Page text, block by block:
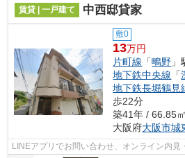
賃貸 | 一戸建て 中西邸貸家
敷0
13万円
片町線 「鴫野
地下鉄中央線 「
地下鉄長堀鶴見
歩22分
築41年 / 66.85㎡
大阪府大阪市城
LINEアプリでお問い合わせ、オンライン内見